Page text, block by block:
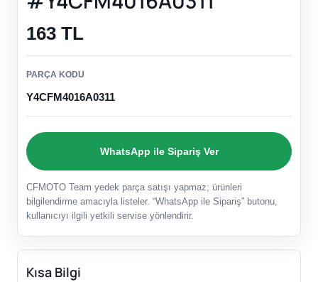
163 TL
PARÇA KODU
Y4CFM4016A0311
WhatsApp ile Sipariş Ver
CFMOTO Team yedek parça satışı yapmaz; ürünleri
bilgilendirme amacıyla listeler. “WhatsApp ile Sipariş” butonu,
kullanıcıyı ilgili yetkili servise yönlendirir.
Kısa Bilgi